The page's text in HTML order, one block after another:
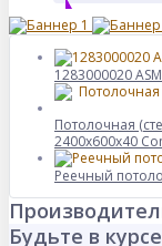
1283000020
Потолочная
2400x600x40
Реечный
Будьте в